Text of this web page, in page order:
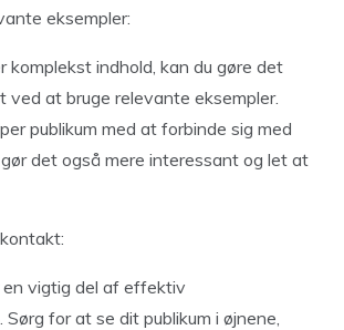
eksempler:
komplekst indhold, kan du gøre det
ved at bruge relevante eksempler.
publikum med at forbinde sig med
det også mere interessant og let at
vigtig del af effektiv
Sørg for at se dit publikum i øjnene,